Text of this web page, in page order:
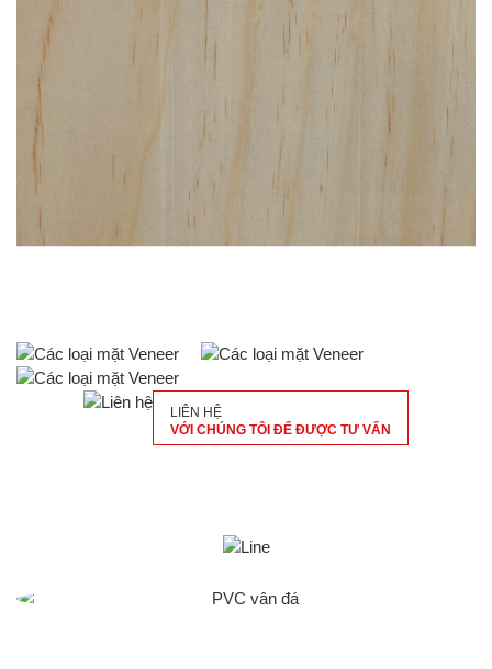
LIÊN HỆ
VỚI CHÚNG TÔI ĐỂ ĐƯỢC TƯ VẤN